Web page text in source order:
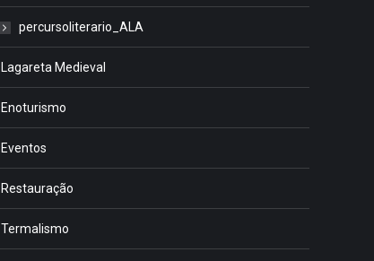
percursoliterario_ALA
Lagareta Medieval
Enoturismo
Eventos
Restauração
Termalismo